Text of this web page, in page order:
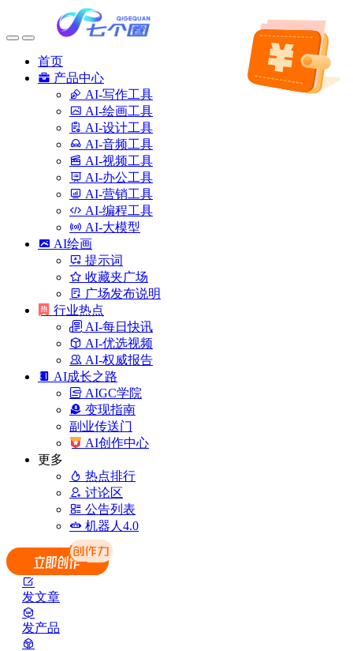
首页
产品中心
AI-写作工具
AI-绘画工具
AI-设计工具
AI-音频工具
AI-视频工具
AI-办公工具
AI-营销工具
AI-编程工具
AI-大模型
AI绘画
提示词
收藏夹广场
广场发布说明
行业热点
AI-每日快讯
AI-优选视频
AI-权威报告
AI成长之路
AIGC学院
变现指南
副业传送门
AI创作中心
更多
热点排行
讨论区
公告列表
机器人4.0
发文章
发产品